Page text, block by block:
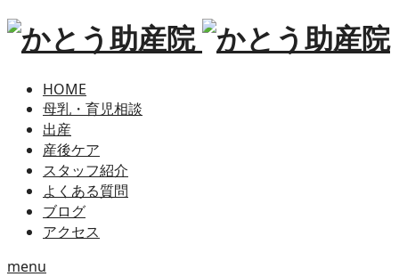
HOME
母乳・育児相談
出産
産後ケア
スタッフ紹介
よくある質問
ブログ
アクセス
menu